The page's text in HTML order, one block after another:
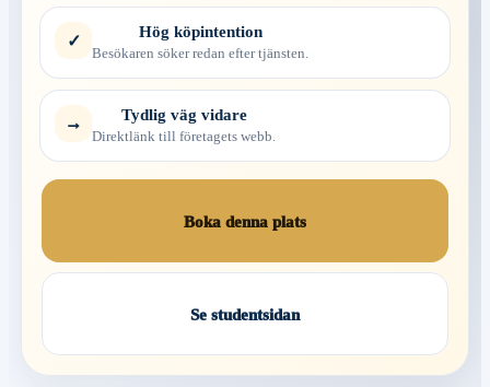
✓ Hög köpintention
Besökaren söker redan efter tjänsten.
→ Tydlig väg vidare
Direktlänk till företagets webb.
Boka denna plats
Se studentsidan